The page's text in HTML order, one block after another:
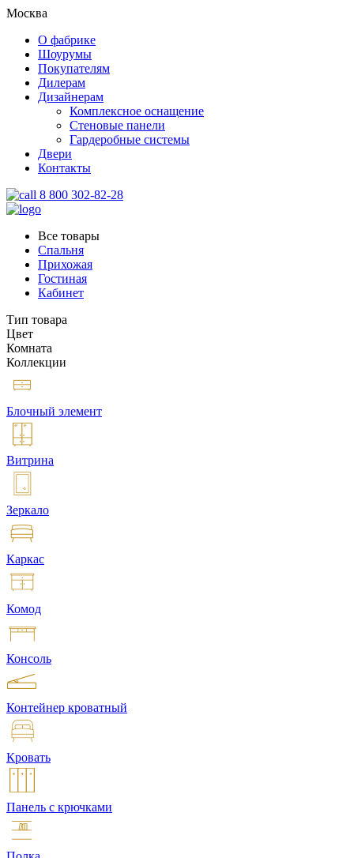
Москва
О фабрике
Шоурумы
Покупателям
Дилерам
Дизайнерам
Комплексное оснащение
Стеновые панели
Гардеробные системы
Двери
Контакты
8 800 302-82-28
Все товары
Спальня
Прихожая
Гостиная
Кабинет
Тип товара
Цвет
Комната
Коллекции
Блочный элемент
Витрина
Зеркало
Каркас
Комод
Консоль
Контейнер кроватный
Кровать
Панель с крючками